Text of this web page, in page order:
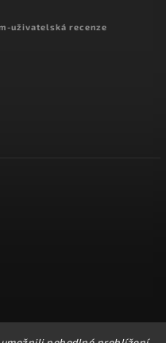
uživatelská recenze